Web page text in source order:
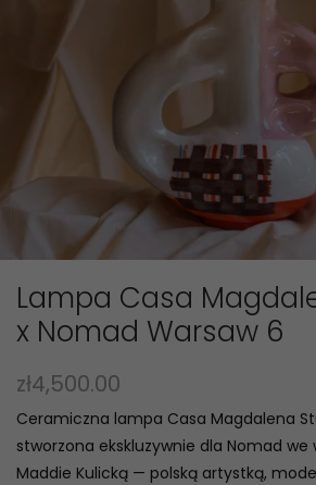
Lampa Casa
x Nomad Warsaw 6
zł4,500.00
Ceramiczna lampa Casa Magdalena
stworzona ekskluzywnie dla Nomad we
Maddie Kulicką — polską artystką,